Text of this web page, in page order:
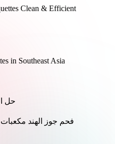
Clean & Efficient
in Southeast Asia
حل
فحم جوز الهند